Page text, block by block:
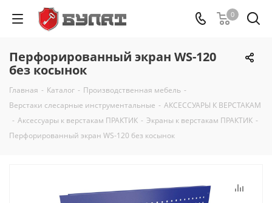
0
Перфорированный экран WS-120
без косынок
Главная - Каталог - Производственная мебель -
Верстаки слесарные инструментальные - АКСЕССУАРЫ К ВЕРСТАКАМ
- Аксессуары к верстакам ПРАКТИК - Экраны к верстакам ПРАКТИК -
Перфорированный экран WS-120 без косынок